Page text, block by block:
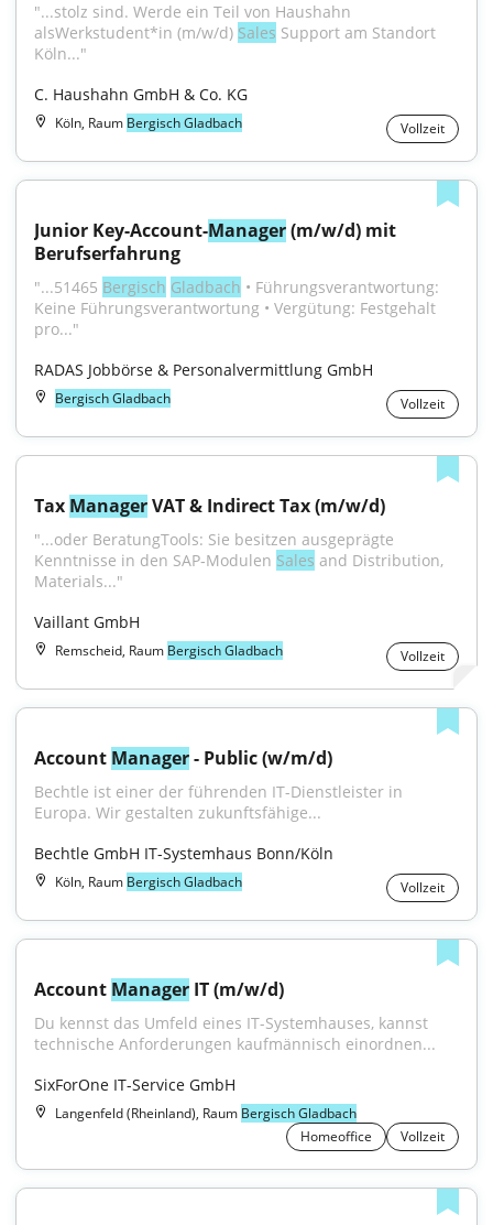
"...stolz sind. Werde ein Teil von Haushahn
alsWerkstudent*in (m/w/d) Sales Support am Standort
Köln..."
C. Haushahn GmbH & Co. KG
Köln, Raum Bergisch Gladbach Vollzeit
Junior Key-Account-Manager (m/w/d) mit
Berufserfahrung
"...51465 Bergisch Gladbach • Führungsverantwortung:
Keine Führungsverantwortung • Vergütung: Festgehalt
pro..."
RADAS Jobbörse & Personalvermittlung GmbH
Bergisch Gladbach Vollzeit
Tax Manager VAT & Indirect Tax (m/w/d)
"...oder BeratungTools: Sie besitzen ausgeprägte
Kenntnisse in den SAP‑Modulen Sales and Distribution,
Materials..."
Vaillant GmbH
Remscheid, Raum Bergisch Gladbach Vollzeit
Account Manager - Public (w/m/d)
Bechtle ist einer der führenden IT-Dienstleister in
Europa. Wir gestalten zukunftsfähige...
Bechtle GmbH IT-Systemhaus Bonn/Köln
Köln, Raum Bergisch Gladbach Vollzeit
Account Manager IT (m/w/d)
Du kennst das Umfeld eines IT-Systemhauses, kannst
technische Anforderungen kaufmännisch einordnen...
SixForOne IT-Service GmbH
Langenfeld (Rheinland), Raum Bergisch Gladbach
Homeoffice
Vollzeit